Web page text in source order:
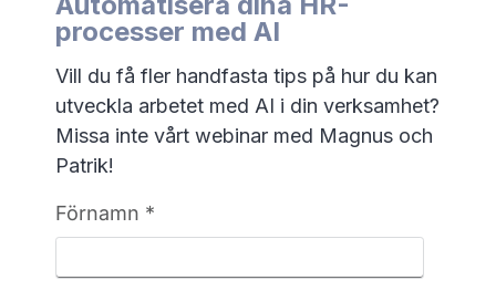
processer med AI
Vill du få fler handfasta tips på hur du kan
utveckla arbetet med AI i din verksamhet?
Missa inte vårt webinar med Magnus och
Patrik!